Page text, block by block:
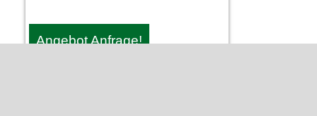
Angebot Anfrage!